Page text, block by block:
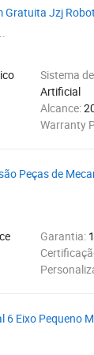
Jzj
Sistema
Artificial
Alcance:
Warranty
Peças de
Garantia:
Eixo Pequeno